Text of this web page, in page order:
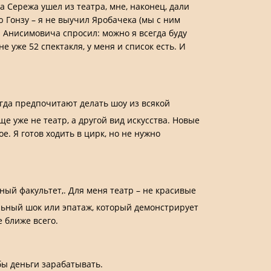
ушел из театра, мне, наконец, дали
– я не выучил Яробачека (мы с ним
спросил: можно я всегда буду
52 спектакля, у меня и список есть. И
предпочитают делать шоу из всякой
уже не театр, а другой вид искусства. Новые
Я готов ходить в цирк, но не нужно
факультет,. Для меня театр – не красивые
шок или эпатаж, который демонстрирует
ближе всего.
деньги зарабатывать.